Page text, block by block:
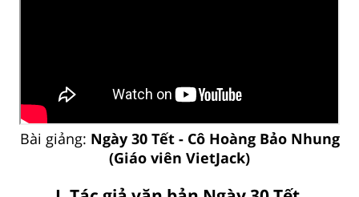
Bài giảng: Ngày 30 Tết - Cô Hoàng Bảo Nhung
(Giáo viên VietJack)